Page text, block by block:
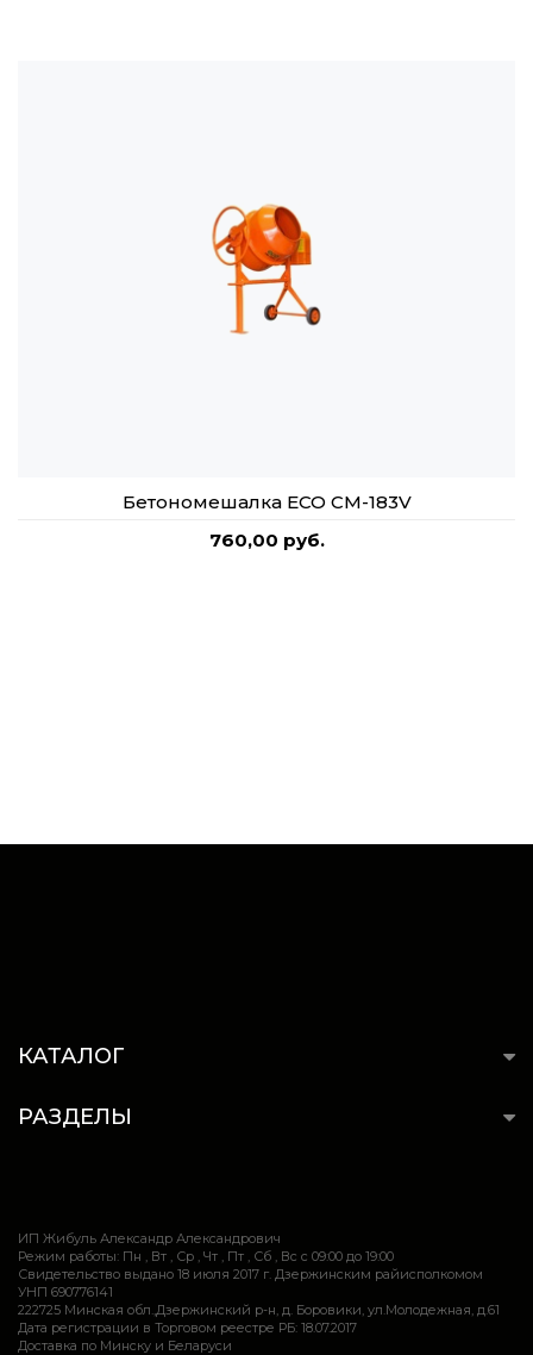
Бетономешалка ECO CM-183V
760,00 руб.
КАТАЛОГ
РАЗДЕЛЫ
ИП Жибуль Александр Александрович
Режим работы: Пн , Вт , Ср , Чт , Пт , Сб , Вс c 09:00 до 19:00
Свидетельство выдано 18 июля 2017 г. Дзержинским райисполкомом
УНП 690776141
222725 Минская обл.,Дзержинский р-н, д. Боровики, ул.Молодежная, д.61
Дата регистрации в Торговом реестре РБ: 18.07.2017
Доставка по Минску и Беларуси